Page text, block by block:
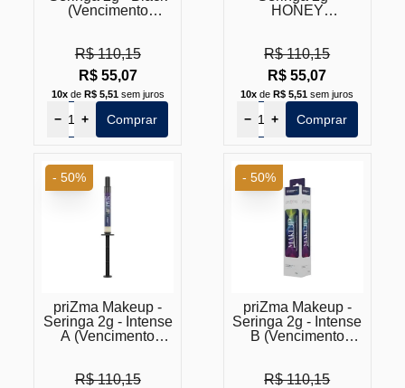
(Vencimento
R$ 110,15
R$ 55,07
10xde R$ 5,51sem juros
− + Comprar
HONEY
R$ 110,15
R$ 55,07
10x deR$ 5,51 sem juros
− + Comprar
priZma Makeup -
Seringa 2g - Intense
A (Vencimento
R$ 110,15
- 50%
priZma Makeup -
Seringa 2g - Intense
B (Vencimento
R$ 110,15
- 50%